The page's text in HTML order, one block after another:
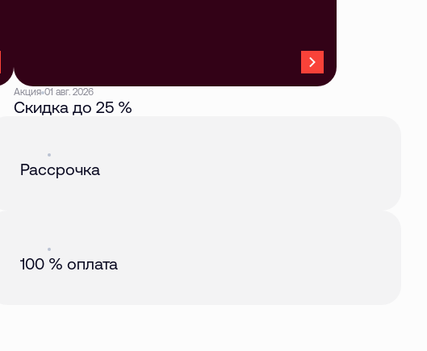
Акция 01 авг. 2026
Скидка до 25 %
Рассрочка
100 % оплата